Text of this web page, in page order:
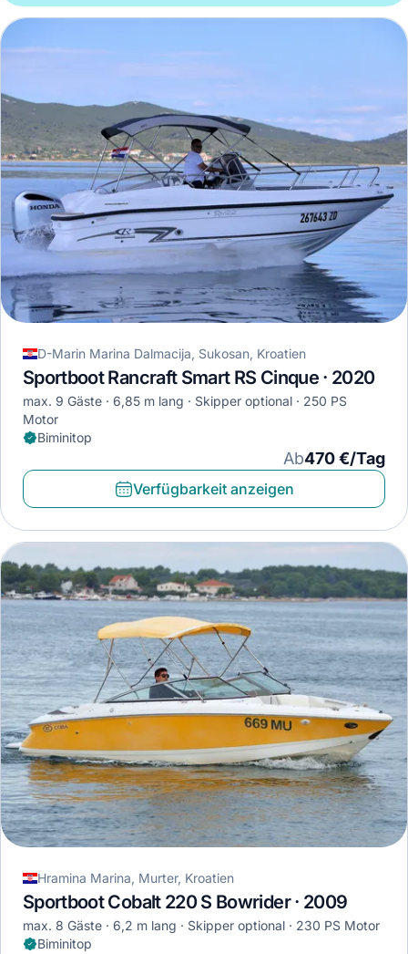
D-Marin Marina Dalmacija, Sukosan, Kroatien
Sportboot Rancraft Smart RS Cinque · 2020
max. 9 Gäste 6,85 m lang Skipper optional
250 PS
Motor
Biminitop
Ab470 €/Tag
Verfügbarkeit anzeigen
Hramina Marina, Murter, Kroatien
Sportboot Cobalt 220 S Bowrider · 2009
max. 8 Gäste 6,2 m lang Skipper optional
230 PS Motor
Biminitop